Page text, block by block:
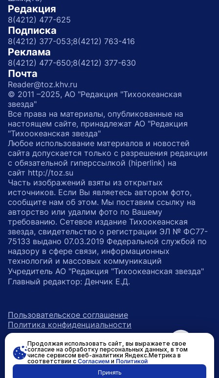
Редакция
8(4212) 477-625
Подписка
8(4212) 377-053;8(4212) 763-416
Реклама
8(4212) 477-650;8(4212) 377-630
Почта
Reader@toz.khv.ru
© 2011 –2025, АО "Редакция "Тихоокеанская
звезда"
Все права на материалы, опубликованные на
настоящем сайте, принадлежат АО "Редакция
"Тихоокеанская звезда"
Любое использование материалов и новостей
сайта допускается только с разрешения редакции
с обязательной гиперссылкой (hiperlink) на
сайт http://toz.su
Часть изображений взяты из открытых
источников. Если Вы являетесь автором фото,
сообщите нам об этом. Мы поставим ссылку на
авторство или удалим фото по Вашему
требованию. Сетевое издание Тихоокеанская
звезда, свидетельство о регистрации ЭЛ № ФС77-
75133 выдано 07.03.2019 Федеральной службой по
надзору в сфере связи, информационных
технологий и массовых коммуникаций
Учредитель АО "Редакция "Тихоокеанская звезда"
Главный редактор: Денчик Е.Д.
Пользовательское соглашение
Политика конфиденциальности
ссылка на главную
возрастное ограничение 16+
ссылка на страницу в Вконтакте
ссылка на страницу в
ссылка на канал в
Продолжая использовать сайт, вы выражаете свое
согласие на обработку персональных данных, в том
числе сервисом веб-аналитики Яндекс.Метрика в
соответствии с Согласиеми Политикой
Принять